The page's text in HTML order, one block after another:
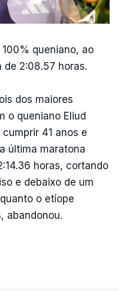
queniano, ao
2:08.57 horas.
dos maiores
o queniano Eliud
41 anos e
última maratona
horas, cortando
e debaixo de um
o etíope
abandonou.